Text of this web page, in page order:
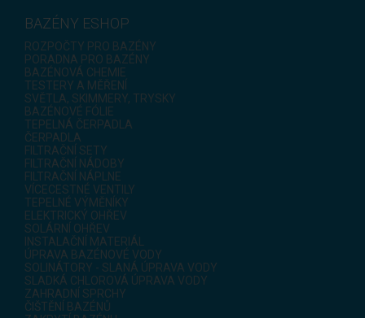
BAZÉNY ESHOP
ROZPOČTY PRO BAZÉNY
PORADNA PRO BAZÉNY
BAZÉNOVÁ CHEMIE
TESTERY A MĚŘENÍ
SVĚTLA, SKIMMERY, TRYSKY
BAZÉNOVÉ FÓLIE
TEPELNÁ ČERPADLA
ČERPADLA
FILTRAČNÍ SETY
FILTRAČNÍ NÁDOBY
FILTRAČNÍ NÁPLNE
VÍCECESTNÉ VENTILY
TEPELNÉ VÝMĚNÍKY
ELEKTRICKÝ OHŘEV
SOLÁRNÍ OHŘEV
INSTALAČNÍ MATERIÁL
ÚPRAVA BAZÉNOVÉ VODY
SOLINÁTORY - SLANÁ ÚPRAVA VODY
SLADKÁ CHLOROVÁ ÚPRAVA VODY
ZAHRADNÍ SPRCHY
ČIŠTĚNÍ BAZÉNŮ